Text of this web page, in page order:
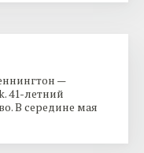
—
41-летний
В середине мая